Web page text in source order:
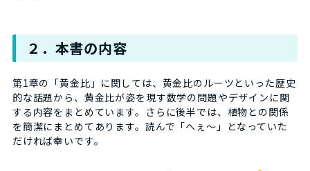
２．本書の内容
第1章の「黄金比」に関しては、黄金比のルーツといった歴史
的な話題から、黄金比が姿を現す数学の問題やデザインに関
する内容をまとめています。さらに後半では、植物との関係
を簡潔にまとめてあります。読んで「へぇ～」となっていた
だければ幸いです。